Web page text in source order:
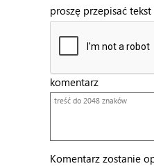
proszę przepisać
komentarz
Komentarz zostanie